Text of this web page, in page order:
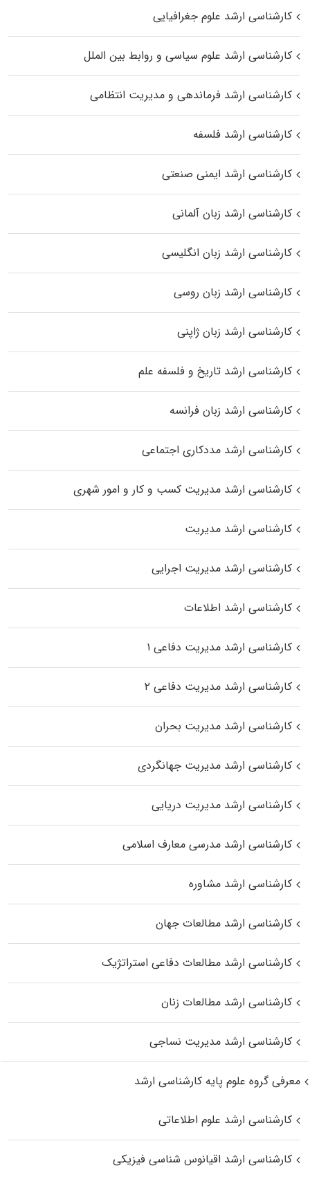
کارشناسی ارشد علوم جغرافیایی
کارشناسی ارشد علوم سیاسی و روابط بین الملل
کارشناسی ارشد فرماندهی و مدیریت انتظامی
کارشناسی ارشد فلسفه
کارشناسی ارشد ایمنی صنعتی
کارشناسی ارشد زبان آلمانی
کارشناسی ارشد زبان انگلیسی
کارشناسی ارشد زبان روسی
کارشناسی ارشد زبان ژاپنی
کارشناسی ارشد تاریخ و فلسفه علم
کارشناسی ارشد زبان فرانسه
کارشناسی ارشد مددکاری اجتماعی
کارشناسی ارشد مدیریت کسب و کار و امور شهری
کارشناسی ارشد مدیریت
کارشناسی ارشد مدیریت اجرایی
کارشناسی ارشد اطلاعات
کارشناسی ارشد مدیریت دفاعی ۱
کارشناسی ارشد مدیریت دفاعی ۲
کارشناسی ارشد مدیریت بحران
کارشناسی ارشد مدیریت جهانگردی
کارشناسی ارشد مدیریت دریایی
کارشناسی ارشد مدرسی معارف اسلامی
کارشناسی ارشد مشاوره
کارشناسی ارشد مطالعات جهان
کارشناسی ارشد مطالعات دفاعی استراتژیک
کارشناسی ارشد مطالعات زنان
کارشناسی ارشد مدیریت نساجی
معرفی گروه علوم پایه کارشناسی ارشد
کارشناسی ارشد علوم اطلاعاتی
کارشناسی ارشد اقیانوس‌ شناسی فیزیکی